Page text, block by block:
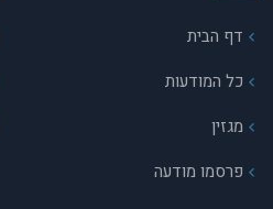
דף הבית
כל המודעות
מגזין
פרסמו מודעה